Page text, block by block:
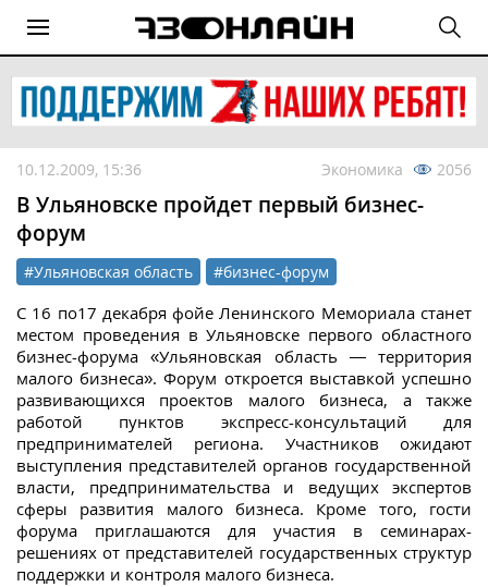
10.12.2009, 15:36 Экономика 2056
В Ульяновске пройдет первый бизнес-
форум
#Ульяновская область #бизнес-форум
С 16 по17 декабря фойе Ленинского Мемориала станет
местом проведения в Ульяновске первого областного
бизнес-форума «Ульяновская область — территория
малого бизнеса». Форум откроется выставкой успешно
развивающихся проектов малого бизнеса, а также
работой пунктов экспресс-консультаций для
предпринимателей региона. Участников ожидают
выступления представителей органов государственной
власти, предпринимательства и ведущих экспертов
сферы развития малого бизнеса. Кроме того, гости
форума приглашаются для участия в семинарах-
решениях от представителей государственных структур
поддержки и контроля малого бизнеса.